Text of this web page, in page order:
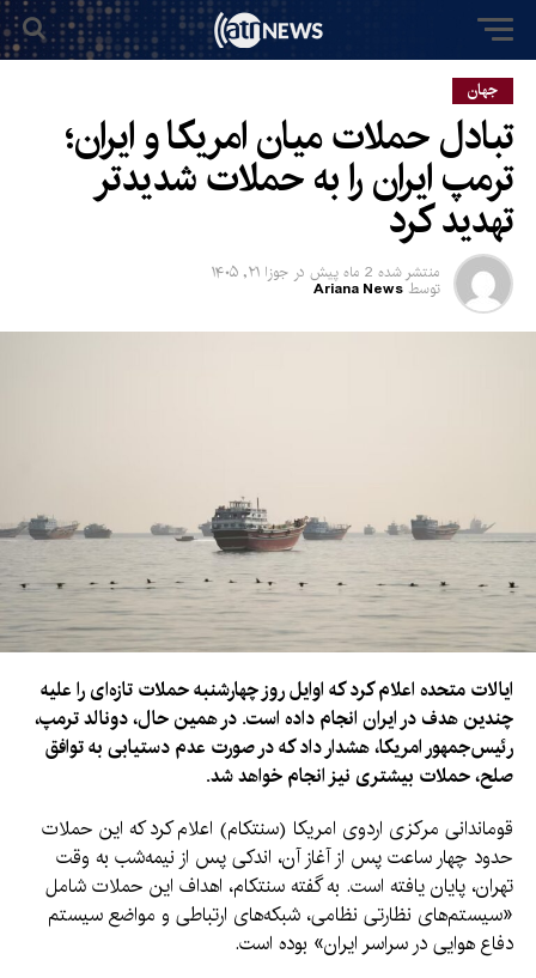
جهان
تبادل حملات میان امریکا و ایران؛
ترمپ ایران را به حملات شدیدتر
تهدید کرد
منتشر شده 2 ماه پیش در جوزا ۲۱, ۱۴۰۵
توسط Ariana News
ایالات متحده اعلام کرد که اوایل روز چهارشنبه حملات تازه‌ای را علیه
چندین هدف در ایران انجام داده است. در همین حال، دونالد ترمپ،
رئیس‌جمهور امریکا، هشدار داد که در صورت عدم دستیابی به توافق
صلح، حملات بیشتری نیز انجام خواهد شد.
قوماندانی مرکزی اردوی امریکا (سنتکام) اعلام کرد که این حملات
حدود چهار ساعت پس از آغاز آن، اندکی پس از نیمه‌شب به وقت
تهران، پایان یافته است. به گفته سنتکام، اهداف این حملات شامل
«سیستم‌های نظارتی نظامی، شبکه‌های ارتباطی و مواضع سیستم
دفاع هوایی در سراسر ایران» بوده است.